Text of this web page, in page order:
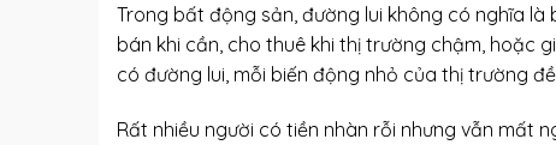
Trong bất động sản, đường lui không có nghĩa
bán khi cần, cho thuê khi thị trường chậm, hoặc
có đường lui, mỗi biến động nhỏ của thị trường
Rất nhiều người có tiền nhàn rỗi nhưng vẫn mất